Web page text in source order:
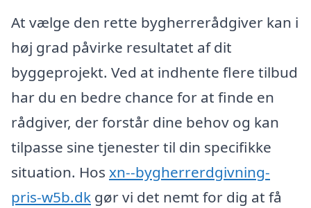
At vælge den rette bygherrerådgiver kan i
høj grad påvirke resultatet af dit
byggeprojekt. Ved at indhente flere tilbud
har du en bedre chance for at finde en
rådgiver, der forstår dine behov og kan
tilpasse sine tjenester til din specifikke
situation. Hos xn--bygherrerdgivning-
pris-w5b.dk gør vi det nemt for dig at få